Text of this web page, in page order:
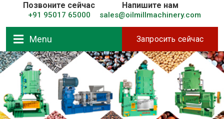
Позвоните сейчас
+91 95017 65000
Напишите нам
sales@oilmillmachinery.com
Menu Запросить сейчас